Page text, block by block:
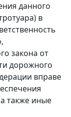
данного
в
закона от
дорожного
вправе
также иные